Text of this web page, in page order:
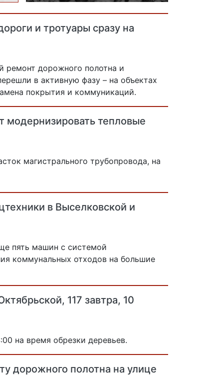
и тротуары сразу на
ремонт дорожного полотна и
в активную фазу – на объектах
покрытия и коммуникаций.
модернизировать тепловые
магистрального трубопровода, на
в Выселковской и
пять машин с системой
коммунальных отходов на большие
117 завтра, 10
на время обрезки деревьев.
дорожного полотна на улице